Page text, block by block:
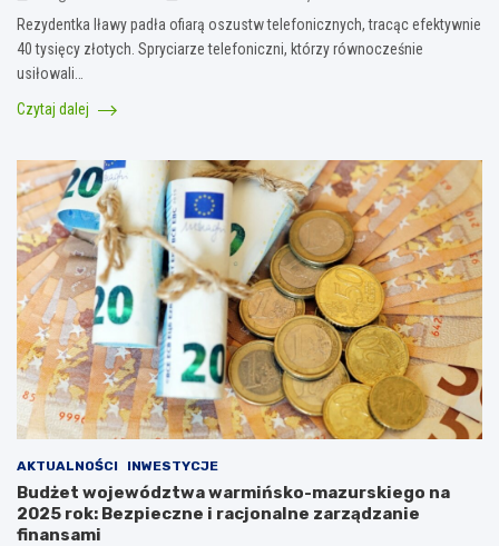
Rezydentka Iławy padła ofiarą oszustw telefonicznych, tracąc efektywnie
40 tysięcy złotych. Spryciarze telefoniczni, którzy równocześnie
usiłowali…
Czytaj dalej
AKTUALNOŚCI INWESTYCJE
Budżet województwa warmińsko-mazurskiego na
2025 rok: Bezpieczne i racjonalne zarządzanie
finansami